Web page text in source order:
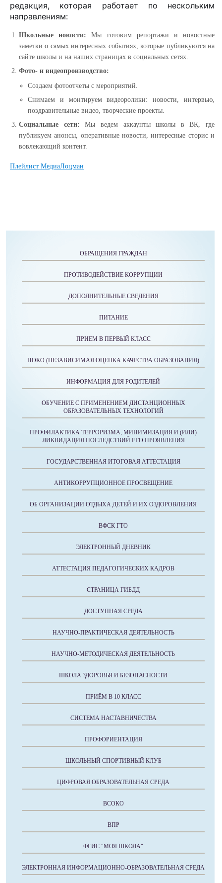
редакция, которая работает по нескольким
направлениям:
Школьные новости: Мы готовим репортажи и новостные
заметки о самых интересных событиях, которые публикуются на
сайте школы и на наших страницах в социальных сетях.
Фото- и видеопроизводство:
Создаем фотоотчеты с мероприятий.
Снимаем и монтируем видеоролики: новости, интервью,
поздравительные видео, творческие проекты.
Социальные сети: Мы ведем аккаунты школы в ВК, где
публикуем анонсы, оперативные новости, интересные сторис и
вовлекающий контент.
Плейлист МедиаЛоцман
ОБРАЩЕНИЯ ГРАЖДАН
ПРОТИВОДЕЙСТВИЕ КОРРУПЦИИ
ДОПОЛНИТЕЛЬНЫЕ СВЕДЕНИЯ
ПИТАНИЕ
ПРИЕМ В ПЕРВЫЙ КЛАСС
НОКО (НЕЗАВИСИМАЯ ОЦЕНКА КАЧЕСТВА ОБРАЗОВАНИЯ)
ИНФОРМАЦИЯ ДЛЯ РОДИТЕЛЕЙ
ОБУЧЕНИЕ С ПРИМЕНЕНИЕМ ДИСТАНЦИОННЫХ
ОБРАЗОВАТЕЛЬНЫХ ТЕХНОЛОГИЙ
ПРОФИЛАКТИКА ТЕРРОРИЗМА, МИНИМИЗАЦИЯ И (ИЛИ)
ЛИКВИДАЦИЯ ПОСЛЕДСТВИЙ ЕГО ПРОЯВЛЕНИЯ
ГОСУДАРСТВЕННАЯ ИТОГОВАЯ АТТЕСТАЦИЯ
АНТИКОРРУПЦИОННОЕ ПРОСВЕЩЕНИЕ
ОБ ОРГАНИЗАЦИИ ОТДЫХА ДЕТЕЙ И ИХ ОЗДОРОВЛЕНИЯ
ВФСК ГТО
ЭЛЕКТРОННЫЙ ДНЕВНИК
АТТЕСТАЦИЯ ПЕДАГОГИЧЕСКИХ КАДРОВ
СТРАНИЦА ГИБДД
ДОСТУПНАЯ СРЕДА
НАУЧНО-ПРАКТИЧЕСКАЯ ДЕЯТЕЛЬНОСТЬ
НАУЧНО-МЕТОДИЧЕСКАЯ ДЕЯТЕЛЬНОСТЬ
ШКОЛА ЗДОРОВЬЯ И БЕЗОПАСНОСТИ
ПРИЁМ В 10 КЛАСС
СИСТЕМА НАСТАВНИЧЕСТВА
ПРОФОРИЕНТАЦИЯ
ШКОЛЬНЫЙ СПОРТИВНЫЙ КЛУБ
ЦИФРОВАЯ ОБРАЗОВАТЕЛЬНАЯ СРЕДА
ВСОКО
ВПР
ФГИС "МОЯ ШКОЛА"
ЭЛЕКТРОННАЯ ИНФОРМАЦИОННО-ОБРАЗОВАТЕЛЬНАЯ СРЕДА